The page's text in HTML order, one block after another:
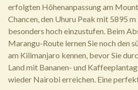
erfolgten Höhenanpassung am
Chancen, den Uhuru Peak mit 5895 m
besonders hoch einzustufen. Beim
Marangu-Route lernen Sie noch den
am Kilimanjaro kennen, bevor Sie
Land mit Bananen- und
wieder Nairobi erreichen. Eine